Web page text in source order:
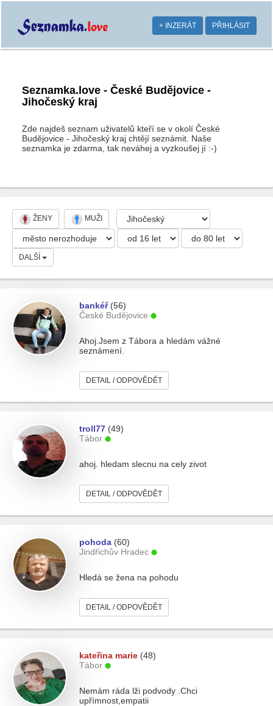
+ INZERÁT PŘIHLÁSIT
Seznamka.love - České Budějovice -
Jihočeský kraj
Zde najdeš seznam uživatelů kteří se v okolí České
Budějovice - Jihočeský kraj chtějí seznámit. Naše
seznamka je zdarma, tak neváhej a vyzkoušej jí :-)
ŽENY MUŽI
DALŠÍ
bankéř(56)
České Budějovice
Ahoj.Jsem z Tábora a hledám vážné
seznámení.
DETAIL / ODPOVĚDĚT
troll77 (49)
Tábor
ahoj. hledam slecnu na cely zivot
DETAIL / ODPOVĚDĚT
pohoda (60)
Jindřichův Hradec
Hledá se žena na pohodu
DETAIL / ODPOVĚDĚT
kateřina marie (48)
Tábor
Nemám ráda lži podvody .Chci
upřímnost,empatii